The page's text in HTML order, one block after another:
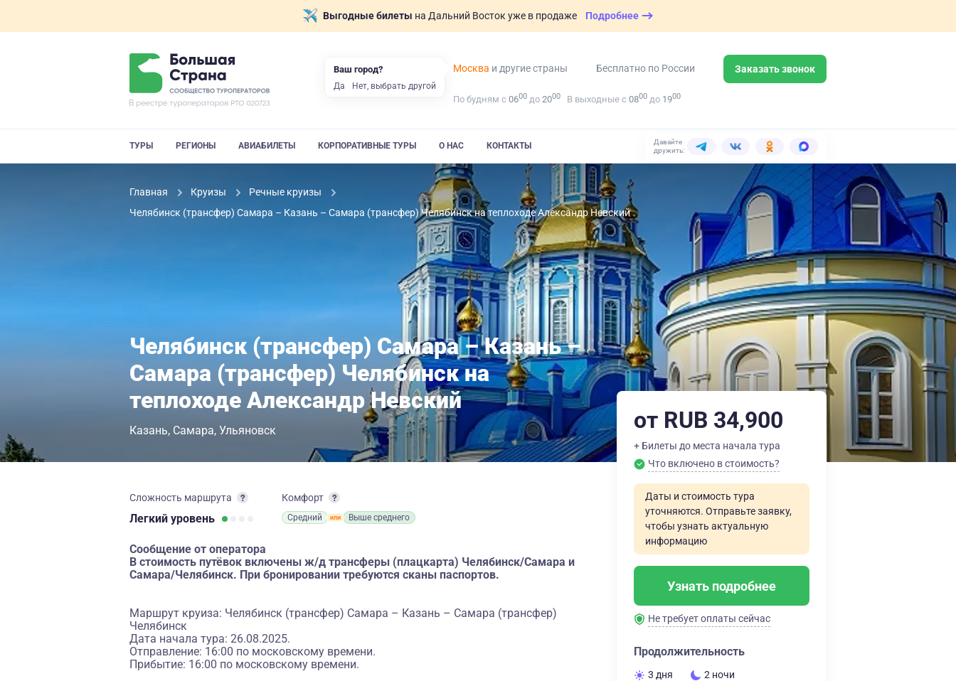
Выгодные билеты на Дальний Восток уже в продаже Подробнее
Москва и другие страны Бесплатно по России Заказать звонок
По будням с 0600 до 2000 В выходные с 0800 до 1900
ТУРЫ РЕГИОНЫ АВИАБИЛЕТЫ КОРПОРАТИВНЫЕ ТУРЫ О НАС КОНТАКТЫ
Давайте
дружить:
Главная Круизы
Речные круизы
Челябинск (трансфер) Самара – Казань – Самара (трансфер) Челябинск на теплоходе Александр Невский
Челябинск (трансфер) Самара – Казань –
Самара (трансфер) Челябинск на
теплоходе Александр Невский
Казань Самара Ульяновск
Сложность маршрута
Легкий уровень
Комфорт
Средний Выше среднего
Сообщение от оператора
В стоимость путёвок включены ж/д трансферы (плацкарта) Челябинск/Самара и
Самара/Челябинск. При бронировании требуются сканы паспортов.
Маршрут круиза: Челябинск (трансфер) Самара – Казань – Самара (трансфер)
Челябинск
Дата начала тура: 26.08.2025.
Отправление: 16:00 по московскому времени.
Прибытие: 16:00 по московскому времени.
от RUB 34,900
+ Билеты до места начала тура
Что включено в стоимость?
Даты и стоимость тура
уточняются. Отправьте заявку,
чтобы узнать актуальную
информацию
Узнать подробнее
Не требует оплаты сейчас
Продолжительность
3 дня 2 ночи
Ваш город?
Да Нет, выбрать другой